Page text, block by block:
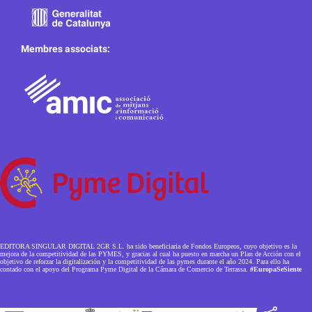
Membres associats:
EDITORA SINGULAR DIGITAL 2GR S.L. ha sido beneficiaria de Fondos Europeos, cuyo objetivo es la
mejora de la competitividad de las PYMES, y gracias al cual ha puesto en marcha un Plan de Acción con el
objetivo de reforzar la digitalización y la competitividad de las pymes durante el año 2024. Para ello ha
contado con el apoyo del Programa Pyme Digital de la Cámara de Comercio de Terrassa. #EuropaSeSiente